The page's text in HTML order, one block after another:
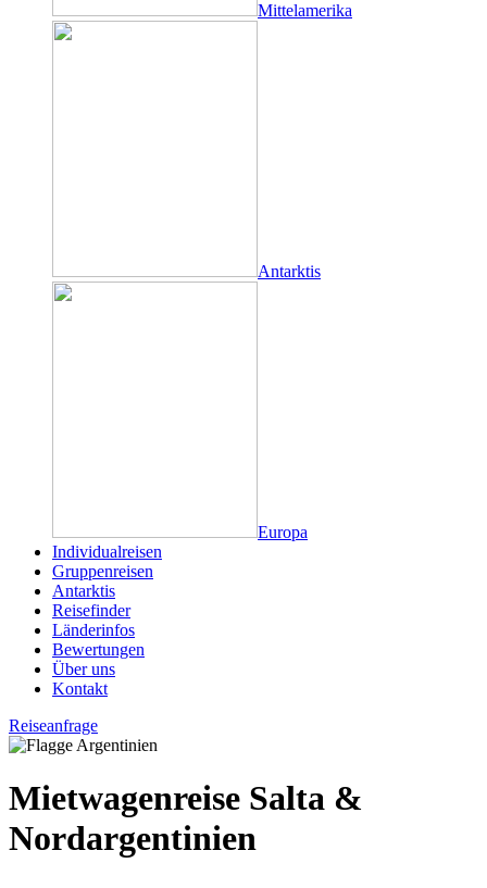
Mittelamerika
Antarktis
Europa
Individualreisen
Gruppenreisen
Antarktis
Reisefinder
Länderinfos
Bewertungen
Über uns
Kontakt
Reiseanfrage
Mietwagenreise Salta &
Nordargentinien